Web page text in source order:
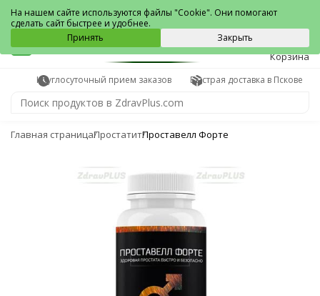
Псков
0
Корзина
Круглосуточный прием заказов Быстрая доставка в Пскове
Главная страницаПростатитПроставелл Форте
На нашем сайте используются файлы "Cookie". Они помогают
сделать сайт быстрее и удобнее.
Принять
Закрыть